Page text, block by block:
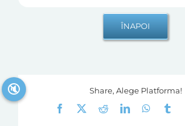
Share, Alege Platforma!
Facebook
RedditLinkedIn
🔇